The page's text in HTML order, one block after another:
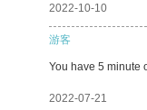
2022-10-10
游客
You have 5 minute
2022-07-21